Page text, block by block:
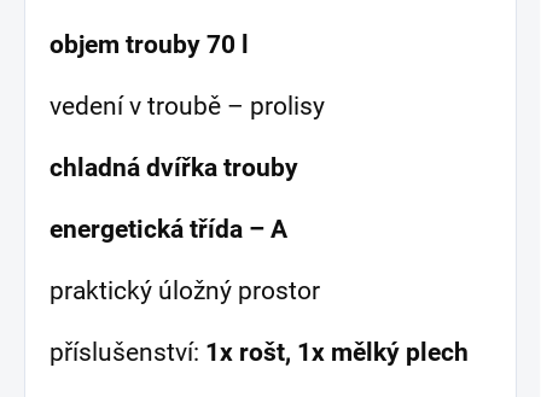
objem trouby 70 l
vedení v troubě – prolisy
chladná dvířka trouby
energetická třída – A
praktický úložný prostor
příslušenství: 1x rošt, 1x mělký plech